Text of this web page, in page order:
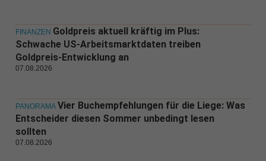
FINANZEN Goldpreis aktuell kräftig im Plus:
Schwache US-Arbeitsmarktdaten treiben
Goldpreis-Entwicklung an
07.08.2026
PANORAMA Vier Buchempfehlungen für die Liege: Was
Entscheider diesen Sommer unbedingt lesen
sollten
07.08.2026